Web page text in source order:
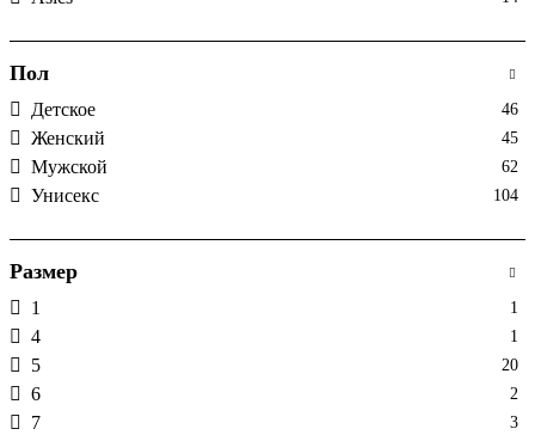
Пол
Детское 46
Женский 45
Мужской 62
Унисекс 104
Размер
1 1
4 1
5 20
6 2
7 3